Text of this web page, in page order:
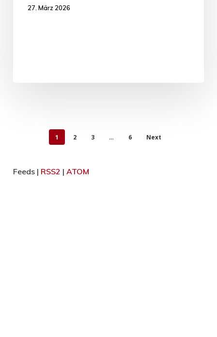
27. März 2026
1 2 3 … 6 Next
Feeds | RSS2 | ATOM